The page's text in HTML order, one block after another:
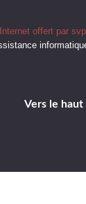
offert par
Vers le haut